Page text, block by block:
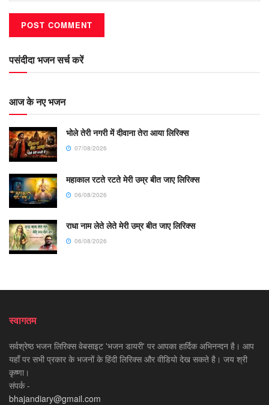
पसंदीदा भजन सर्च करें
आज के नए भजन
भोले तेरी नगरी में दीवाना तेरा आया लिरिक्स
07/08/2026
महाकाल रटते रटते मेरी उम्र बीत जाए लिरिक्स
06/08/2026
राधा नाम लेते लेते मेरी उम्र बीत जाए लिरिक्स
06/08/2026
स्वागतम
सर्वश्रेष्ठ भजन लिरिक्स वेबसाइट 'भजन डायरी' पर आपका हार्दिक अभिनन्दन है। आप
यहाँ पर सभी प्रकार के भजनों के हिंदी लिरिक्स और वीडियो देख सकते है। जय श्री
कृष्णा।
संपर्क -
bhajandiary@gmail.com